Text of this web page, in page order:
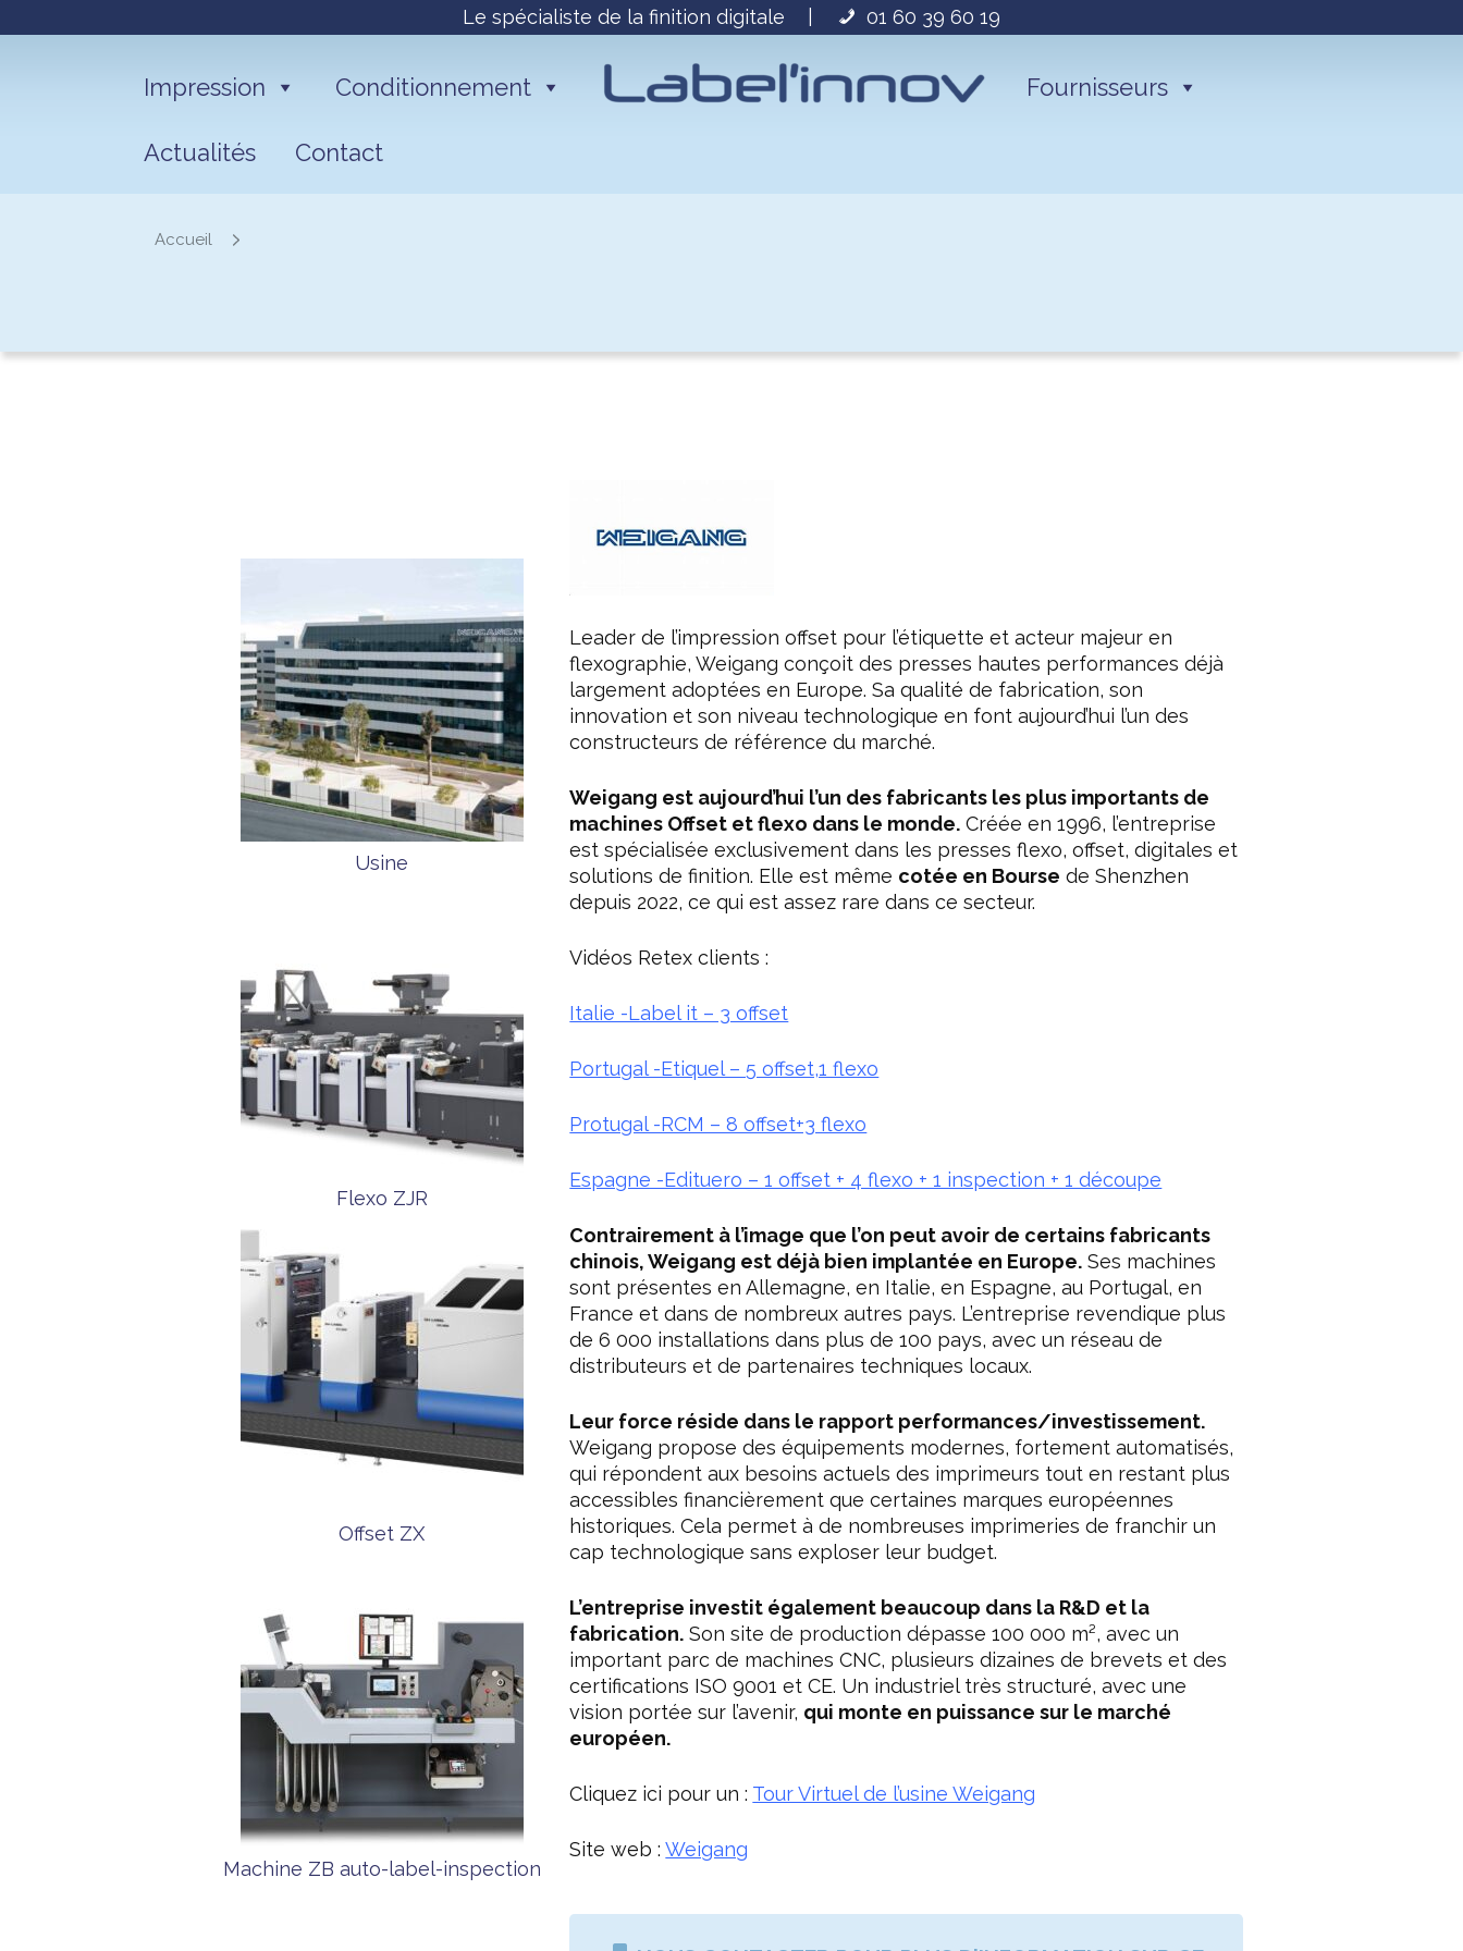
Le spécialiste de la finition digitale 01 60 39 60 19
Impression Conditionnement Fournisseurs
Actualités Contact
Accueil
Usine
Flexo ZJR
Offset ZX
Machine ZB auto-label-inspection
Leader de l’impression offset pour l’étiquette et acteur majeur en
flexographie, Weigang conçoit des presses hautes performances déjà
largement adoptées en Europe. Sa qualité de fabrication, son
innovation et son niveau technologique en font aujourd’hui l’un des
constructeurs de référence du marché.
Weigang est aujourd’hui l’un des fabricants les plus importants de
machines Offset et flexo dans le monde. Créée en 1996, l’entreprise
est spécialisée exclusivement dans les presses flexo, offset, digitales et
solutions de finition. Elle est même cotée en Bourse de Shenzhen
depuis 2022, ce qui est assez rare dans ce secteur.
Vidéos Retex clients :
Italie -Label it – 3 offset
Portugal -Etiquel – 5 offset,1 flexo
Protugal -RCM – 8 offset+3 flexo
Espagne -Edituero – 1 offset + 4 flexo + 1 inspection + 1 découpe
Contrairement à l’image que l’on peut avoir de certains fabricants
chinois, Weigang est déjà bien implantée en Europe. Ses machines
sont présentes en Allemagne, en Italie, en Espagne, au Portugal, en
France et dans de nombreux autres pays. L’entreprise revendique plus
de 6 000 installations dans plus de 100 pays, avec un réseau de
distributeurs et de partenaires techniques locaux.
Leur force réside dans le rapport performances/investissement.
Weigang propose des équipements modernes, fortement automatisés,
qui répondent aux besoins actuels des imprimeurs tout en restant plus
accessibles financièrement que certaines marques européennes
historiques. Cela permet à de nombreuses imprimeries de franchir un
cap technologique sans exploser leur budget.
L’entreprise investit également beaucoup dans la R&D et la
fabrication. Son site de production dépasse 100 000 m², avec un
important parc de machines CNC, plusieurs dizaines de brevets et des
certifications ISO 9001 et CE. Un industriel très structuré, avec une
vision portée sur l’avenir, qui monte en puissance sur le marché
européen.
Cliquez ici pour un : Tour Virtuel de l’usine Weigang
Site web :Weigang